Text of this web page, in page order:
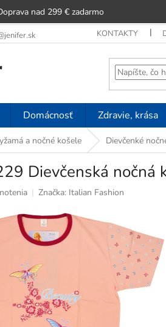
nad 299 € zadarmo
KONTAKTY
Domácnosť Zdravie, krása
a nočné košele Dievčenké
Dievčenská nočná
Značka: Italian Fashion